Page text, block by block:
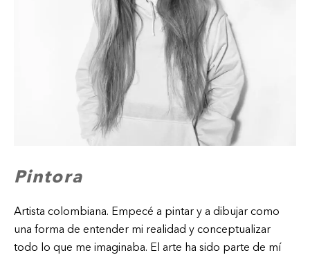
Pintora
Artista colombiana. Empecé a pintar y a dibujar como
una forma de entender mi realidad y conceptualizar
todo lo que me imaginaba. El arte ha sido parte de mí